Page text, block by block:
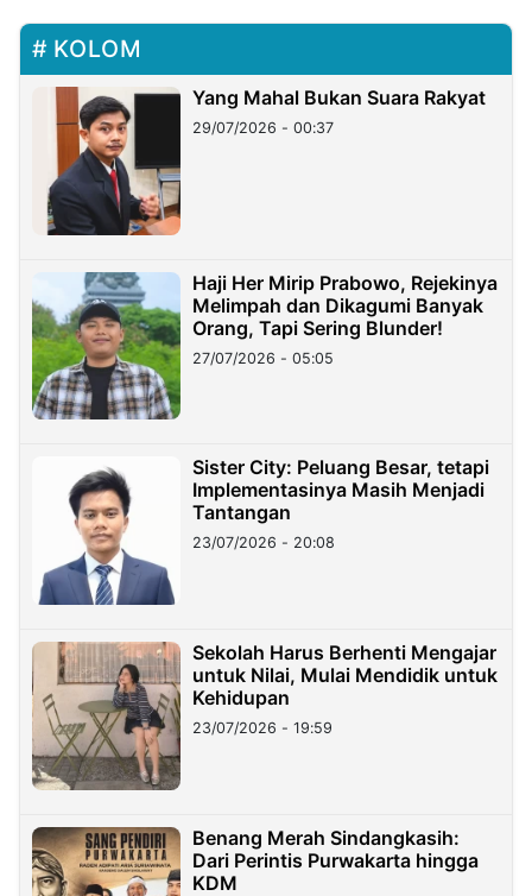
KOLOM
Yang Mahal Bukan Suara Rakyat
29/07/2026 - 00:37
Haji Her Mirip Prabowo, Rejekinya
Melimpah dan Dikagumi Banyak
Orang, Tapi Sering Blunder!
27/07/2026 - 05:05
Sister City: Peluang Besar, tetapi
Implementasinya Masih Menjadi
Tantangan
23/07/2026 - 20:08
Sekolah Harus Berhenti Mengajar
untuk Nilai, Mulai Mendidik untuk
Kehidupan
23/07/2026 - 19:59
Benang Merah Sindangkasih:
Dari Perintis Purwakarta hingga
KDM